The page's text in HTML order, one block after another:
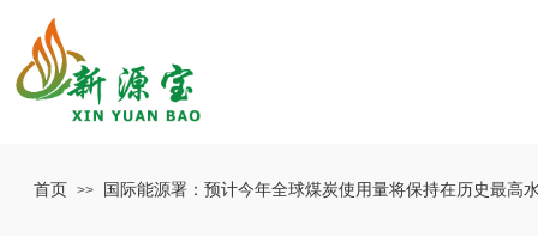
首页 >> 国际能源署：预计今年全球煤炭使用量将保持在历史最高